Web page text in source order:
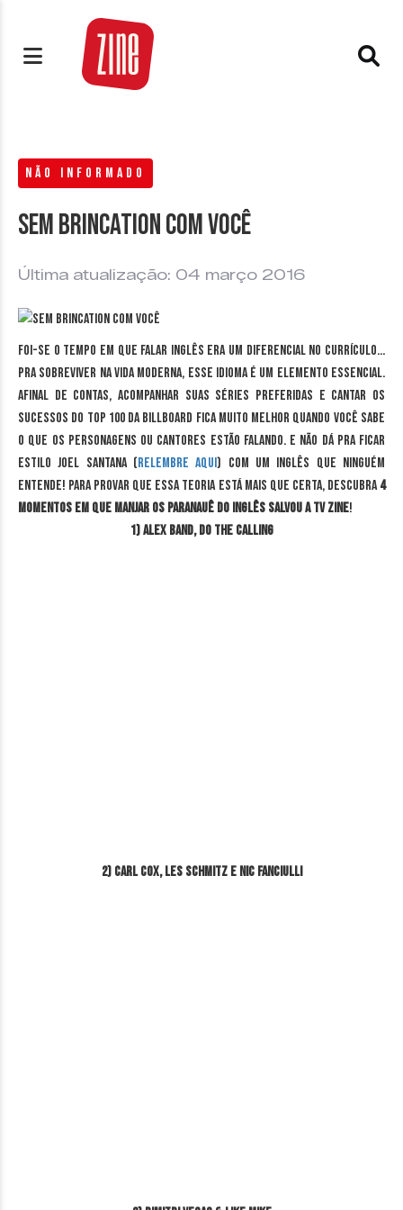
NÃO INFORMADO
Sem brincation com você
Última atualização: 04 março 2016
Foi-se o tempo em que falar inglês era um diferencial no currículo…
Pra sobreviver na vida moderna, esse idioma é um elemento essencial.
Afinal de contas, acompanhar suas séries preferidas e cantar os
sucessos do Top 100 da Billboard fica muito melhor quando você sabe
o que os personagens ou cantores estão falando. E não dá pra ficar
estilo Joel Santana (relembre aqui) com um inglês que ninguém
entende! Para provar que essa teoria está mais que certa, descubra4
momentos em que manjar os paranauê do inglês salvou a TV Zine!
1) Alex Band, do The Calling
2) Carl Cox, Les Schmitz e Nic Fanciulli